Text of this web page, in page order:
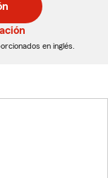
en inglés.